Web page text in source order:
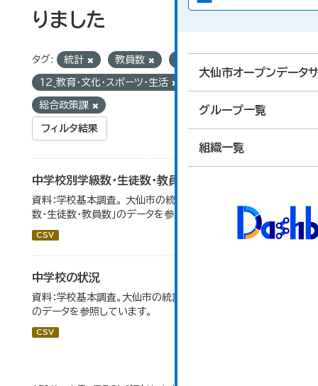
大仙市オープンデータ
グループ一覧
組織一覧
りました
タグ: 統計 教員数
12_教育・文化・スポーツ・生活
総合政策課
フィルタ結果
中学校別学級数・生徒数・教員数
資料：学校基本調査。 大仙市の統計「14-6 中学校別学級
数・生徒数・教員数」のデータを参照しています。
CSV
中学校の状況
資料：学校基本調査。大仙市の統計「14-5 中学校の状況」
のデータを参照しています。
CSV